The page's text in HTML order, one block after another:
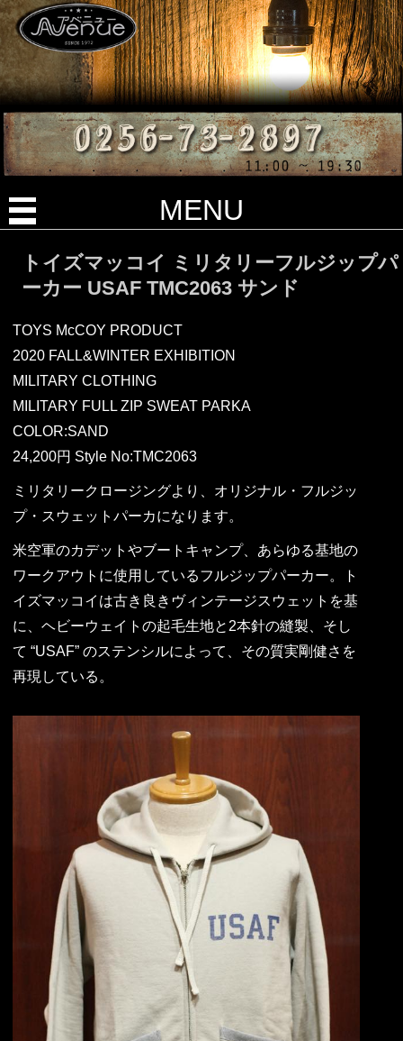
MENU
トイズマッコイ ミリタリーフルジップパ
ーカー USAF TMC2063 サンド
TOYS McCOY PRODUCT
2020 FALL&WINTER EXHIBITION
MILITARY CLOTHING
MILITARY FULL ZIP SWEAT PARKA
COLOR:SAND
24,200円 Style No:TMC2063
ミリタリークロージングより、オリジナル・フルジッ
プ・スウェットパーカになります。
米空軍のカデットやブートキャンプ、あらゆる基地の
ワークアウトに使用しているフルジップパーカー。ト
イズマッコイは古き良きヴィンテージスウェットを基
に、ヘビーウェイトの起毛生地と2本針の縫製、そし
て “USAF” のステンシルによって、その質実剛健さを
再現している。